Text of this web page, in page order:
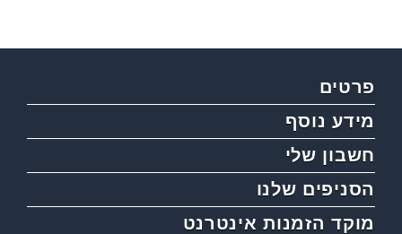
פרטים
מידע נוסף
חשבון שלי
הסניפים שלנו
מוקד הזמנות אינטרנט